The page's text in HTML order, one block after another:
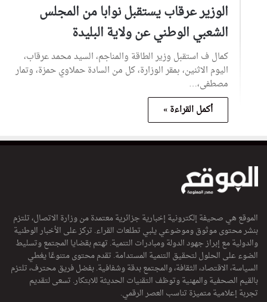
الوزير عرقاب يستقبل نوابا من المجلس
الشعبي الوطني عن ولاية البليدة
كمال ف استقبل وزير الطاقة والمناجم، السيد محمد عرقاب،
اليوم الاثنين، بمقر الوزارة، كل من السادة حملاوي حمزة، وتمار
مصطفى،…
أكمل القراءة »
الموقع هي صحيفة إلكترونية إخبارية جزائرية معتمدة من وزارة الاتصال، تلتزم
بنشر محتوى موثوق وموضوعي يلبي تطلعات القراء. تركز على الأخبار الوطنية
والدولية مع إبراز جهود الدولة ومبادرات التنمية. تهتم بقضايا المجتمع وتسليط
الضوء على الحلول لتحقيق التنمية المستدامة. تقدم محتوى متنوعًا يغطي
السياسة، الاقتصاد، الثقافة، والمجتمع بدقة وشفافية. بفضل فريق محترف، تلتزم
بالقيم الصحفية والمهنية وتوظف التقنيات الحديثة للابتكار. تسعى لتقديم
تجربة إعلامية متميزة تناسب العصر الرقمي.